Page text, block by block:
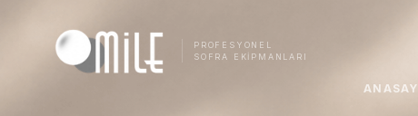
PROFESYONEL
SOFRA EKIPMANLARI